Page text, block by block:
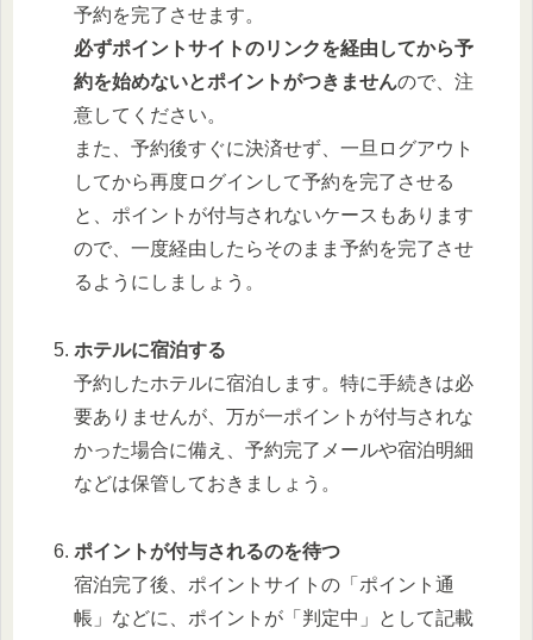
予約を完了させます。
必ずポイントサイトのリンクを経由してから予
約を始めないとポイントがつきませんので、注
意してください。
また、予約後すぐに決済せず、一旦ログアウト
してから再度ログインして予約を完了させる
と、ポイントが付与されないケースもあります
ので、一度経由したらそのまま予約を完了させ
るようにしましょう。
ホテルに宿泊する
予約したホテルに宿泊します。特に手続きは必
要ありませんが、万が一ポイントが付与されな
かった場合に備え、予約完了メールや宿泊明細
などは保管しておきましょう。
ポイントが付与されるのを待つ
宿泊完了後、ポイントサイトの「ポイント通
帳」などに、ポイントが「判定中」として記載